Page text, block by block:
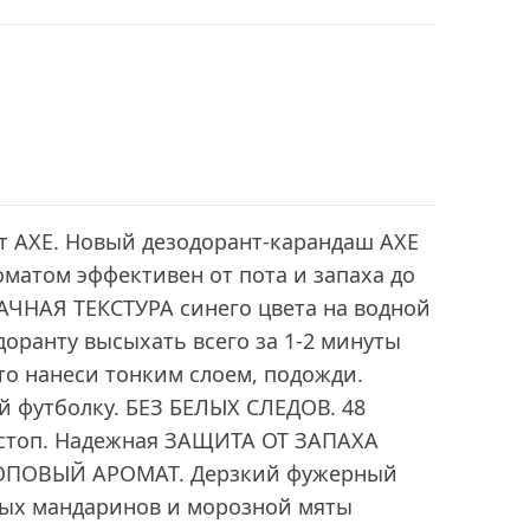
AXE. Новый дезодорант-карандаш AXE
эффективен от пота и запаха до
ТЕКСТУРА синего цвета на водной
высыхать всего за 1-2 минуты
нанеси тонким слоем, подожди.
футболку. БЕЗ БЕЛЫХ СЛЕДОВ. 48
Надежная ЗАЩИТА ОТ ЗАПАХА
АРОМАТ. Дерзкий фужерный
мандаринов и морозной мяты